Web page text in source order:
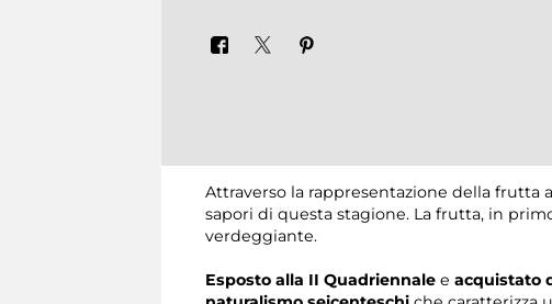
Attraverso la rappresentazione della frutta
sapori di questa stagione. La frutta, in
verdeggiante.
Esposto alla II Quadriennale e acquistato